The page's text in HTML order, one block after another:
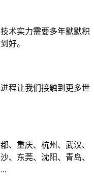
术实力需要多年默默积
好。
程让我们接触到更多世
、重庆、杭州、武汉、
、东莞、沈阳、青岛、